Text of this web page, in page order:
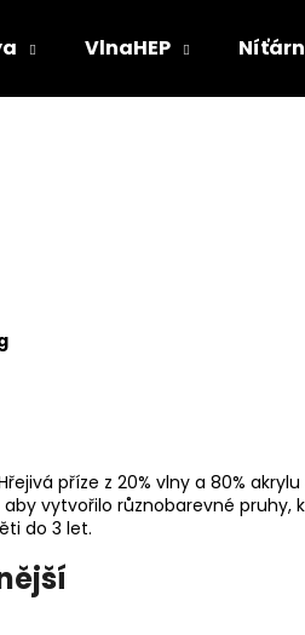
VlnaHEP
příze z 20% vlny a 80%
vytvořilo různobarevné pruhy,
do 3 let.